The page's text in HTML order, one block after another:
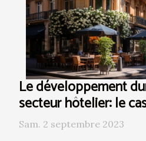
Le développement
secteur hôtelier: le
Sam. 2 septembre 2023